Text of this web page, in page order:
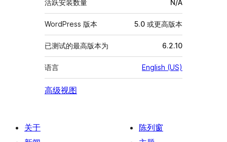
活跃安装数量 N/A
WordPress 版本 5.0 或更高版本
已测试的最高版本为 6.2.10
语言 English (US)
高级视图
关于
陈列窗